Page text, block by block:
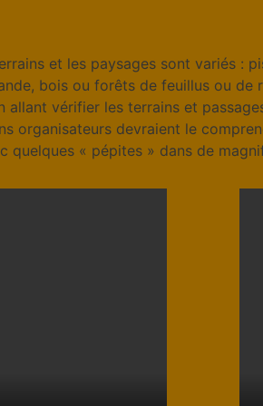
et les paysages sont variés :
bois ou forêts de feuillus ou
vérifier les terrains et
organisateurs devraient le
quelques « pépites » dans de